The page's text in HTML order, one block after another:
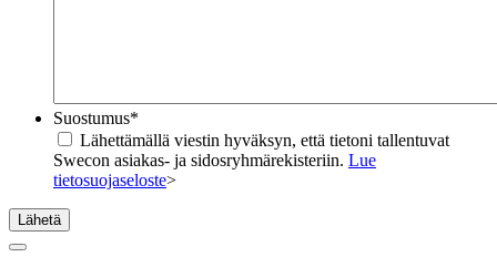
Suostumus*
Lähettämällä viestin hyväksyn, että tietoni tallentuvat
Swecon asiakas- ja sidosryhmärekisteriin. Lue
tietosuojaseloste>
Lähetä